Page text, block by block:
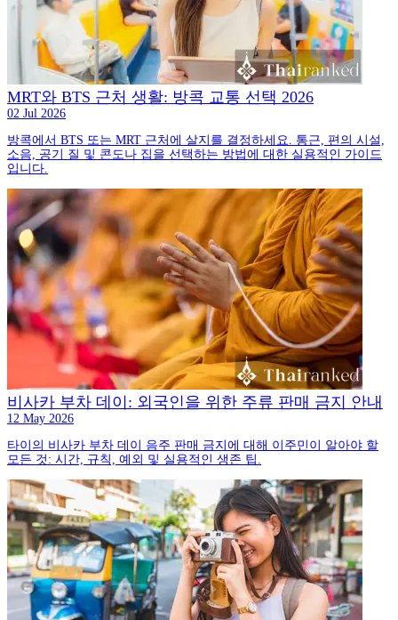
MRT와 BTS 근처 생활: 방콕 교통 선택 2026
02 Jul 2026
방콕에서 BTS 또는 MRT 근처에 살지를 결정하세요. 통근, 편의 시설,
소음, 공기 질 및 콘도나 집을 선택하는 방법에 대한 실용적인 가이드
입니다.
비사카 부차 데이: 외국인을 위한 주류 판매 금지 안내
12 May 2026
타이의 비사카 부차 데이 음주 판매 금지에 대해 이주민이 알아야 할
모든 것: 시간, 규칙, 예외 및 실용적인 생존 팁.